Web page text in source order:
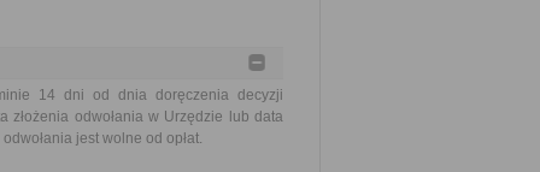
14 dni od dnia doręczenia decyzji
złożenia odwołania w Urzędzie lub data
jest wolne od opłat.